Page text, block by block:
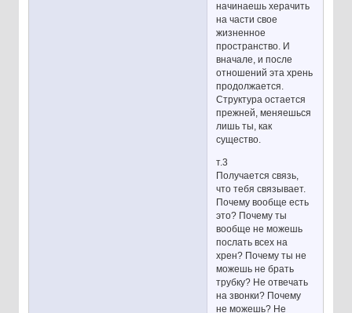
начинаешь херачить
на части свое
жизненное
пространство. И
вначале, и после
отношений эта хрень
продолжается.
Структура остается
прежней, меняешься
лишь ты, как
существо.
т.3
Получается связь,
что тебя связывает.
Почему вообще есть
это? Почему ты
вообще не можешь
послать всех на
хрен? Почему ты не
можешь не брать
трубку? Не отвечать
на звонки? Почему
не можешь? Не